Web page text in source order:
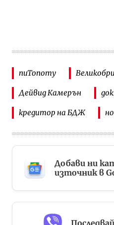
nuTonomy
Дейвид Камерън
кредитор на БДЖ
Добави ни
източник в